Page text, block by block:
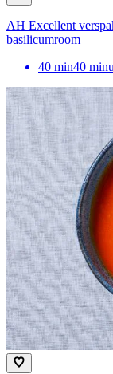
AH Excellent
basilicumroom
40 min40